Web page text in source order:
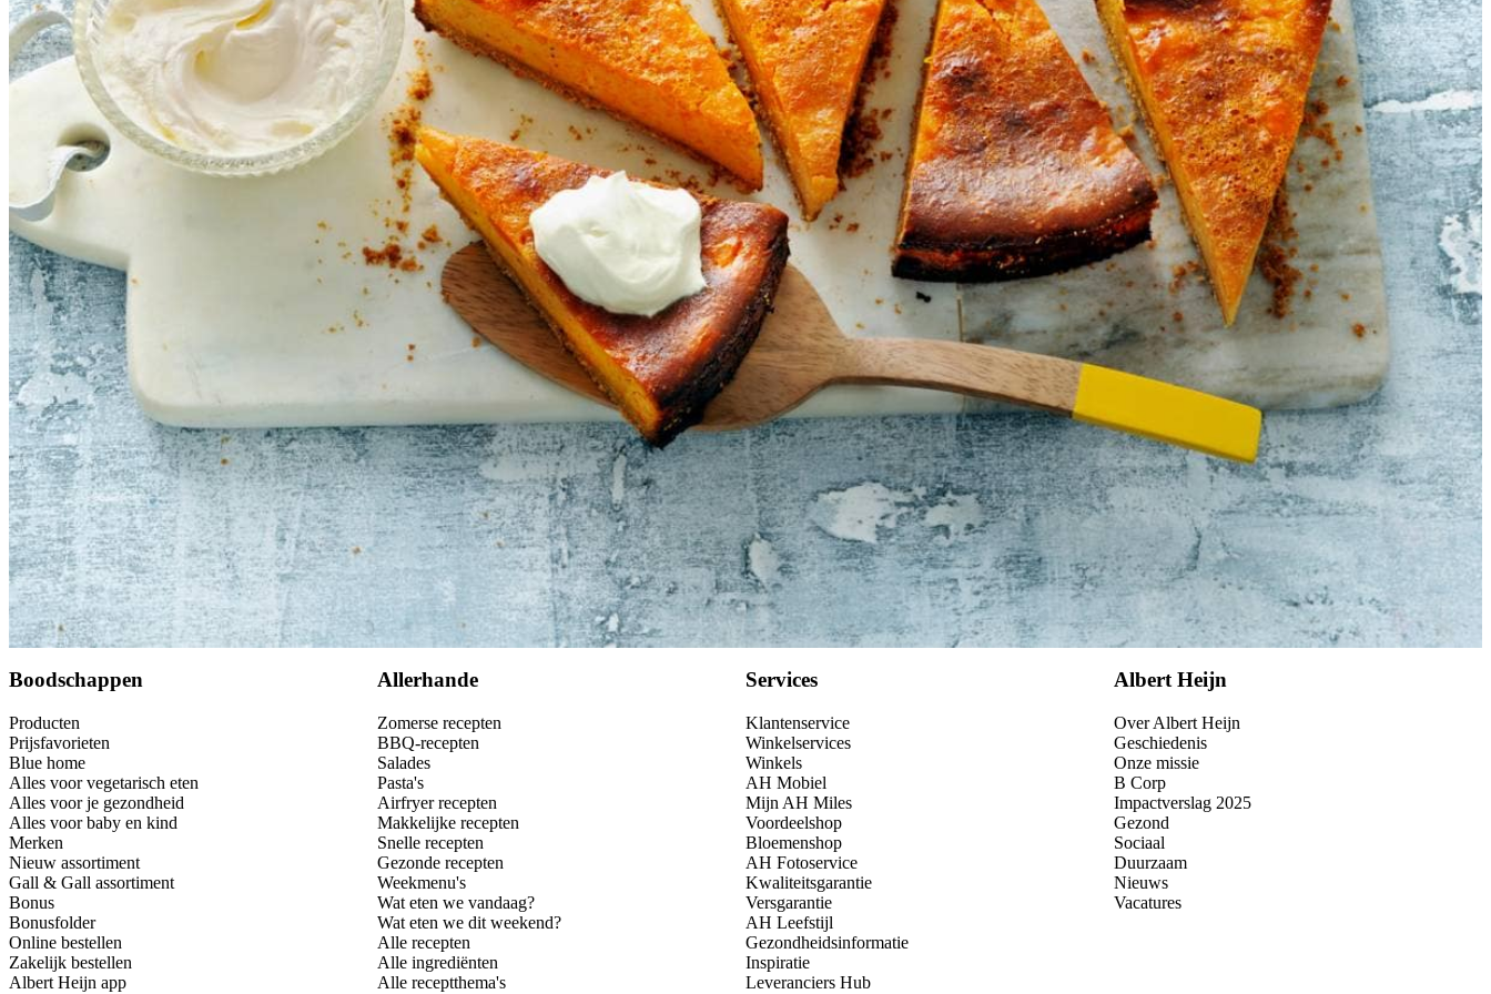
397 ggecondenseerde volle melk
fijne kristalsuiker
middelgrote scharreleieren
2 tlspeculaaskruiden
½ tlzout
Kies producten
Dit heb je nodig
Boodschappen
Producten
Prijsfavorieten
Blue home
Alles voor vegetarisch eten
Alles voor je gezondheid
Alles voor baby en kind
Merken
Nieuw assortiment
Gall & Gall assortiment
Bonus
Bonusfolder
Online bestellen
Zakelijk bestellen
Albert Heijn app
Allerhande
Zomerse recepten
BBQ-recepten
Salades
Pasta's
Airfryer recepten
Makkelijke recepten
Snelle recepten
Gezonde recepten
Weekmenu's
Wat eten we vandaag?
Wat eten we dit weekend?
Alle recepten
Alle ingrediënten
Alle receptthema's
Services
Klantenservice
Winkelservices
Winkels
AH Mobiel
Mijn AH Miles
Voordeelshop
Bloemenshop
AH Fotoservice
Kwaliteitsgarantie
Versgarantie
AH Leefstijl
Gezondheidsinformatie
Inspiratie
Leveranciers Hub
Albert Heijn
Over Albert Heijn
Geschiedenis
Onze missie
B Corp
Impactverslag 2025
Gezond
Sociaal
Duurzaam
Nieuws
Vacatures